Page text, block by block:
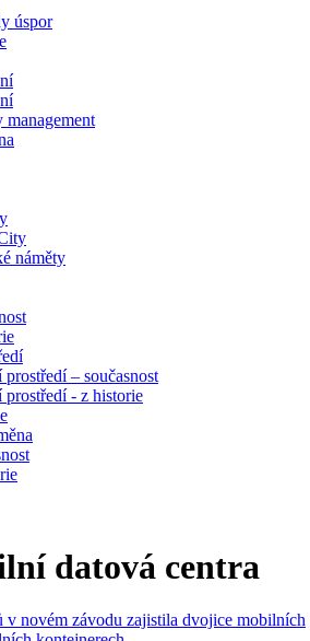
úspor
management
náměty
– současnost
prostředí ​- z historie
datová centra